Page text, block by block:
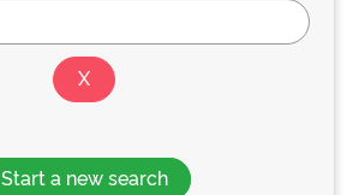
Start a new search